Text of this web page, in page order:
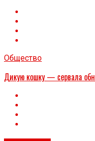
Общество
Дикую кошку — сервала